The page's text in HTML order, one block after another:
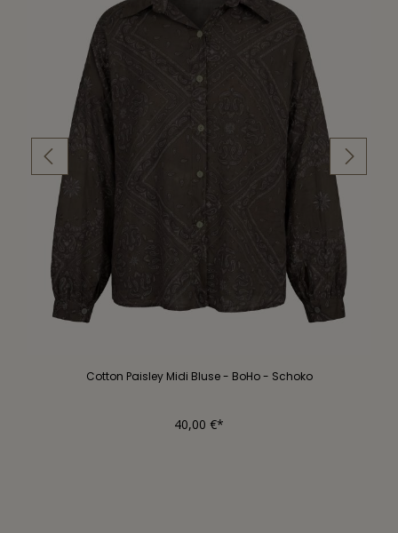
Cotton Paisley Midi Bluse - BoHo - Schoko
40,00 €*